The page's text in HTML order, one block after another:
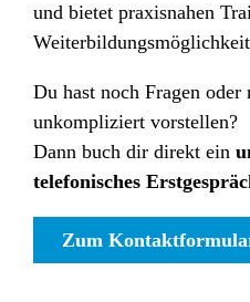
und bietet praxisnahen
Du hast noch Fragen oder
unkompliziert vorstellen?
Dann buch dir direkt ein
telefonisches
Zum